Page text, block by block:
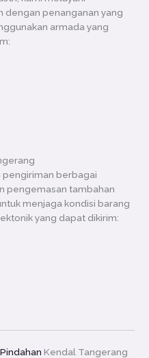
dengan penanganan yang
armada yang
pengiriman berbagai
pengemasan tambahan
menjaga kondisi barang
yang dapat dikirim:
Kendal Tangerang